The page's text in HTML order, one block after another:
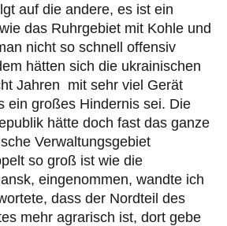
auf die andere, es ist ein
das Ruhrgebiet mit Kohle und
nicht so schnell offensiv
hätten sich die ukrainischen
Jahren mit sehr viel Gerät
ein großes Hindernis sei. Die
hätte doch fast das ganze
Verwaltungsgebiet
so groß ist wie die
eingenommen, wandte ich
dass der Nordteil des
mehr agrarisch ist, dort gebe